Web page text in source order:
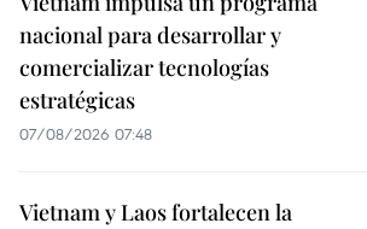
nacional para desarrollar y
comercializar tecnologías
estratégicas
07/08/2026 07:48
Vietnam y Laos fortalecen la